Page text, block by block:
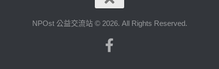
NPOst 公益交流站 © 2026. All Rights Reserved.